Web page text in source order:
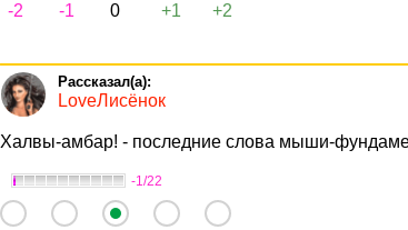
-2 -1 0 +1 +2
LoveЛисёнок
Халвы-амбар! - последние слова мыши-
-1/22